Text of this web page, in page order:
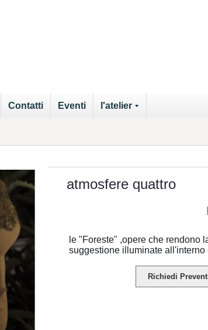
Contatti Eventi l'atelier
atmosfere quattro
le "Foreste" ,opere che rendono
suggestione illuminate all'interno
Richiedi